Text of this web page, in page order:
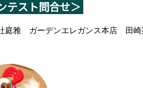
テスト問合せ＞
庭雅 ガーデンエレガンス本店 田